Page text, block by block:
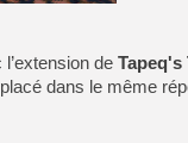
[LS] [PS5] Le WebKit
[GK] Oubliez Crazy Taxi,
[LS] [Switch] NSZ 5.0.0
de Tapeq's
placé dans le même